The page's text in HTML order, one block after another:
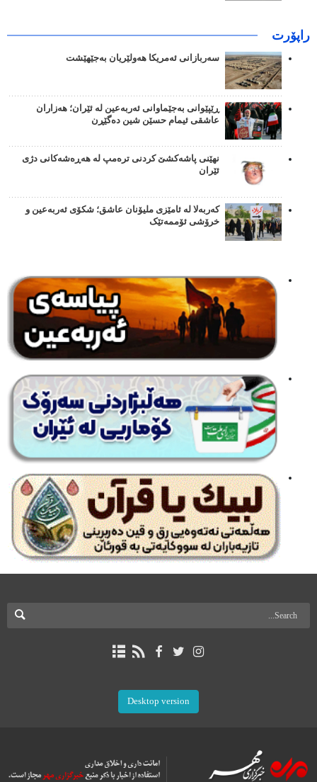
راپۆرت
سەربازانی ئەمریکا هەولێریان بەجێهێشت
ڕێپێوانی بەجێماوانی ئەربەعین لە ئێران؛ هەزاران
عاشقی ئیمام حسێن شین دەگێڕن
نهێنی پاشەکشێ کردنی ترەمپ لە هەڕەشەکانی دژی
ئێران
کەربەلا لە ئامێزی ملیۆنان عاشق؛ شکۆی ئەربەعین و
خرۆشی ئۆممەتێک
Desktop version